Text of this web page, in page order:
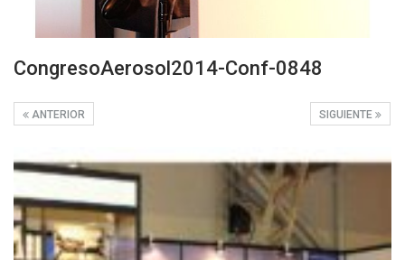
CongresoAerosol2014-Conf-0848
SIGUIENTE
ANTERIOR